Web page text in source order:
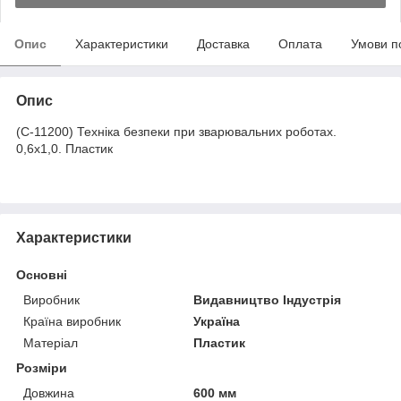
Опис Характеристики Доставка Оплата Умови
Опис
(С-11200) Техніка безпеки при зварювальних роботах.
0,6х1,0. Пластик
Характеристики
Основні
Виробник
Видавництво Індустрія
Країна виробник
Україна
Матеріал
Пластик
Розміри
Довжина
600 мм